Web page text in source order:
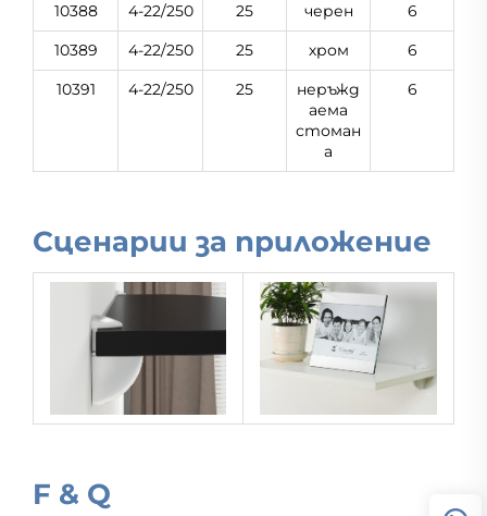
10388
4-22/250 25 черен
6
10389
4-22/250 25 хром
6
10391
4-22/250 25
неръжд
аема
стоман
а
6
Сценарии за приложение
F & Q